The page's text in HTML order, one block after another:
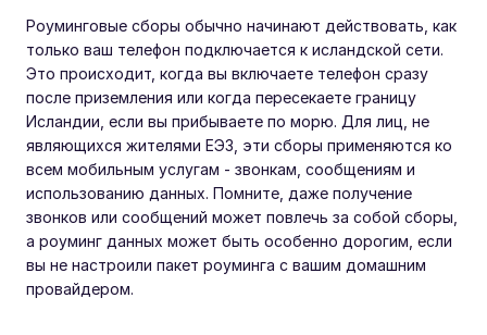
Роуминговые сборы обычно начинают действовать, как
только ваш телефон подключается к исландской сети.
Это происходит, когда вы включаете телефон сразу
после приземления или когда пересекаете границу
Исландии, если вы прибываете по морю. Для лиц, не
являющихся жителями ЕЭЗ, эти сборы применяются ко
всем мобильным услугам - звонкам, сообщениям и
использованию данных. Помните, даже получение
звонков или сообщений может повлечь за собой сборы,
а роуминг данных может быть особенно дорогим, если
вы не настроили пакет роуминга с вашим домашним
провайдером.